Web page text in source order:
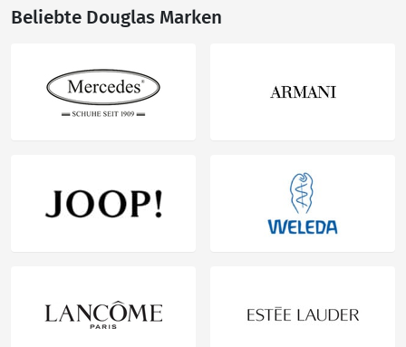
Beliebte Douglas Marken